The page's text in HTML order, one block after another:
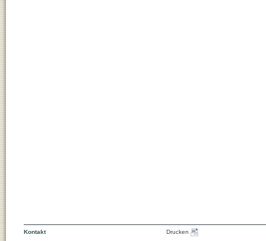
Kontakt Drucken